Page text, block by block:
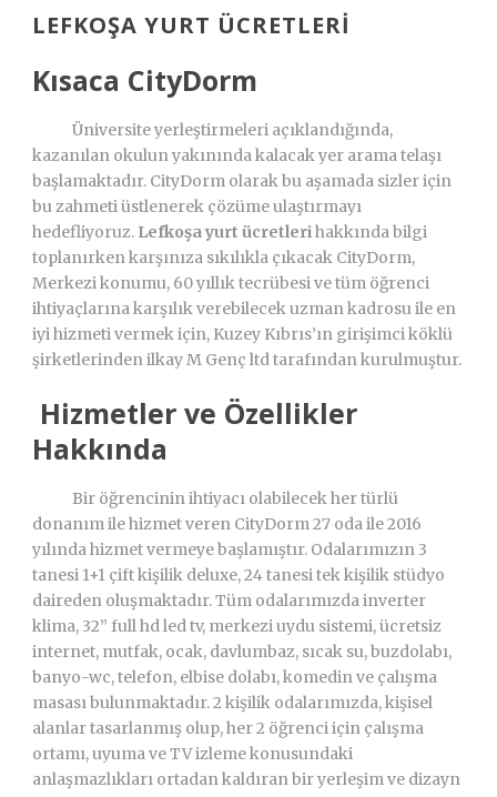
LEFKOŞA YURT ÜCRETLERI
Kısaca CityDorm
Üniversite yerleştirmeleri açıklandığında,
kazanılan okulun yakınında kalacak yer arama telaşı
başlamaktadır. CityDorm olarak bu aşamada sizler için
bu zahmeti üstlenerek çözüme ulaştırmayı
hedefliyoruz. Lefkoşa yurt ücretlerihakkında bilgi
toplanırken karşınıza sıkılıkla çıkacak CityDorm,
Merkezi konumu, 60 yıllık tecrübesi ve tüm öğrenci
ihtiyaçlarına karşılık verebilecek uzman kadrosu ile en
iyi hizmeti vermek için, Kuzey Kıbrıs’ın girişimci köklü
şirketlerinden ilkay M Genç ltd tarafından kurulmuştur.
Hizmetler ve Özellikler
Hakkında
Bir öğrencinin ihtiyacı olabilecek her türlü
donanım ile hizmet veren CityDorm 27 oda ile 2016
yılında hizmet vermeye başlamıştır. Odalarımızın 3
tanesi 1+1 çift kişilik deluxe, 24 tanesi tek kişilik stüdyo
daireden oluşmaktadır. Tüm odalarımızda inverter
klima, 32” full hd led tv, merkezi uydu sistemi, ücretsiz
internet, mutfak, ocak, davlumbaz, sıcak su, buzdolabı,
banyo-wc, telefon, elbise dolabı, komedin ve çalışma
masası bulunmaktadır. 2 kişilik odalarımızda, kişisel
alanlar tasarlanmış olup, her 2 öğrenci için çalışma
ortamı, uyuma ve TV izleme konusundaki
anlaşmazlıkları ortadan kaldıran bir yerleşim ve dizayn